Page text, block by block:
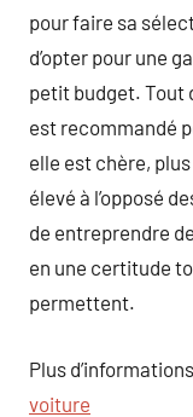
pour faire sa
d’opter pour une
petit budget. Tout
est recommandé
elle est chère,
élevé à l’opposé
de entreprendre
en une certitude
permettent.
Plus
voiture